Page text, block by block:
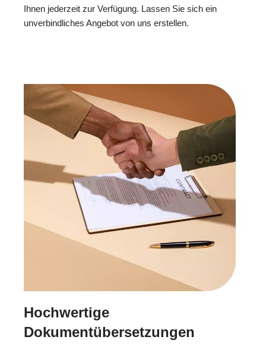
Ihnen jederzeit zur Verfügung. Lassen Sie sich ein
unverbindliches Angebot von uns erstellen.
Hochwertige
Dokumentübersetzungen